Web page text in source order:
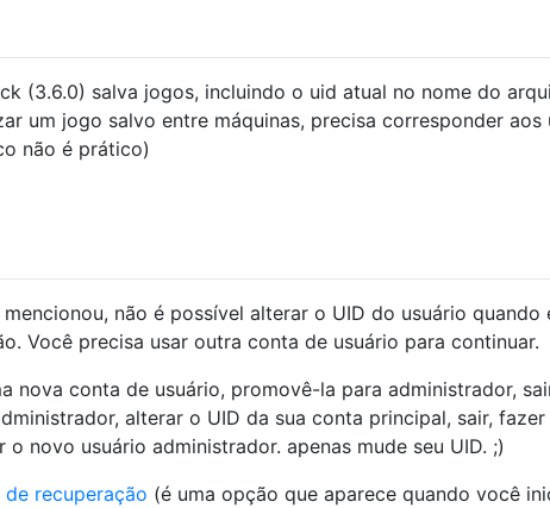
(3.6.0) salva jogos, incluindo o uid atual no nome do
um jogo salvo entre máquinas, precisa corresponder aos
não é prático)
não é possível alterar o UID do usuário quando
Você precisa usar outra conta de usuário para continuar.
nova conta de usuário, promovê-la para administrador,
alterar o UID da sua conta principal, sair,
novo usuário administrador. apenas mude seu UID. ;)
de recuperação (é uma opção que aparece quando você